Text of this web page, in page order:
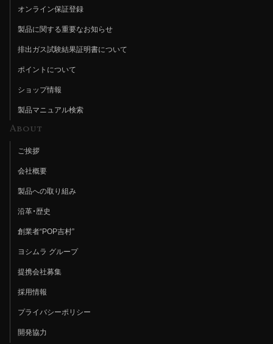
オンライン保証登録
製品に関する重要なお知らせ
排出ガス試験結果証明書について
ポイントについて
ショップ情報
製品マニュアル検索
About
ご挨拶
会社概要
製品への取り組み
沿革・歴史
創業者“POP吉村”
ヨシムラ グループ
提携会社募集
採用情報
プライバシーポリシー
開発協力